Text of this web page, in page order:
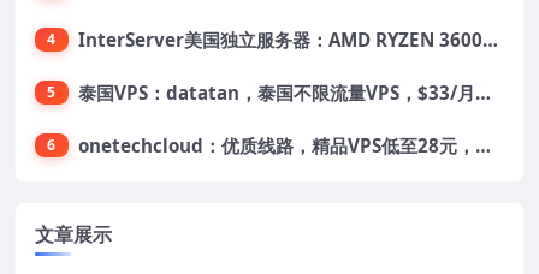
4 InterServer美国独立服务器：AMD RYZEN 3600X处理器，75美元/月，送40美元
5 泰国VPS：datatan，泰国不限流量VPS，$33/月，4G内存/3核/60gSSD
6 onetechcloud：优质线路，精品VPS低至28元，美国三网原生CN2 GIA（高防可选）、香港CN2、韩国CN2
文章展示